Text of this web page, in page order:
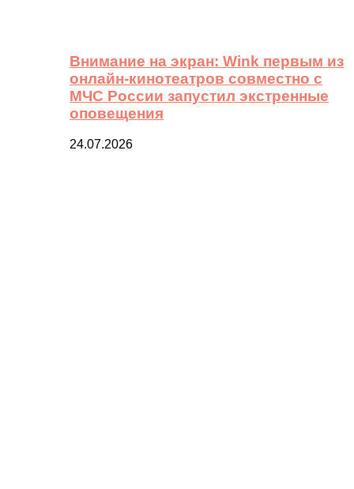
Внимание на экран: Wink первым из
онлайн-кинотеатров совместно с
МЧС России запустил экстренные
оповещения
24.07.2026